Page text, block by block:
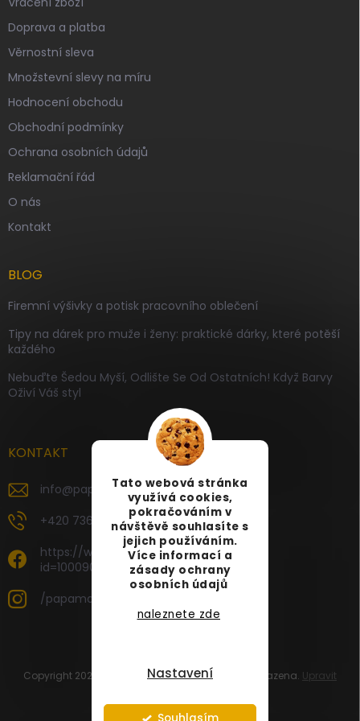
Tato webová stránka
využívá cookies,
pokračováním v
návštěvě souhlasíte s
jejich používáním.
Více informací a
zásady ochrany
osobních údajů
naleznete zde
Nastavení
Doprava a platba
Věrnostní sleva
Množstevní slevy na míru
Hodnocení obchodu
Obchodní podmínky
Ochrana osobních údajů
Reklamační řád
O nás
Kontakt
BLOG
Firemní výšivky a potisk pracovního oblečení
Tipy na dárek pro muže i ženy: praktické dárky, které potěší
každého
Nebuďte Šedou Myší, Odlište Se Od Ostatních! Když Barvy
Oživí Váš styl
KONTAKT
info@papamartin.cz
+420 736 120 126
https://www.facebook.com/profile.php?
id=100090696535887
/papamartin.cz
Vytvořil Shoptet
Copyright 2026 PAPA MARTIN. Všechna práva vyhrazena. Upravit